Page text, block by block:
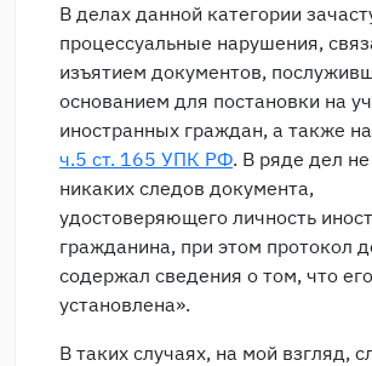
В делах данной категории
процессуальные нарушения,
изъятием документов,
основанием для постановки на
иностранных граждан, а также
ч.5 ст. 165 УПК РФ. В ряде дел
никаких следов документа,
удостоверяющего личность
гражданина, при этом протокол
содержал сведения о том, что
установлена».
В таких случаях, на мой взгляд,